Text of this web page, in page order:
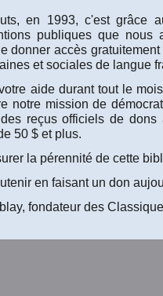
en 1993, c'est grâce
publiques que
donner accès
et sociales de langue
aide durant tout le
notre mission de
reçus officiels de
50 $ et plus.
la pérennité de cette
en faisant un don
fondateur des